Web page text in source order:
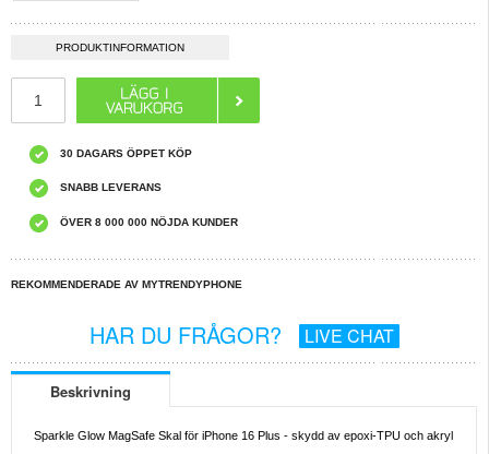
PRODUKTINFORMATION
30 DAGARS ÖPPET KÖP
SNABB LEVERANS
ÖVER 8 000 000 NÖJDA KUNDER
REKOMMENDERADE AV MYTRENDYPHONE
HAR DU FRÅGOR? LIVE CHAT
Beskrivning
Sparkle Glow MagSafe Skal för iPhone 16 Plus - skydd av epoxi-TPU och akryl